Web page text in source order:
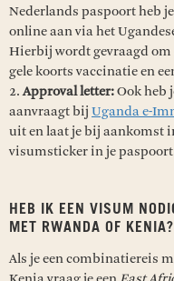
Nederlands paspoort heb
online aan via het
Hierbij wordt gevraagd om
gele koorts vaccinatie en
2.Approval letter:Ook heb
aanvraagt bij Uganda e-
uit en laat je bij aankomst
visumsticker in je
HEB IK EEN VISUM
MET RWANDA OF KENIA?
Als je een combinatiereis